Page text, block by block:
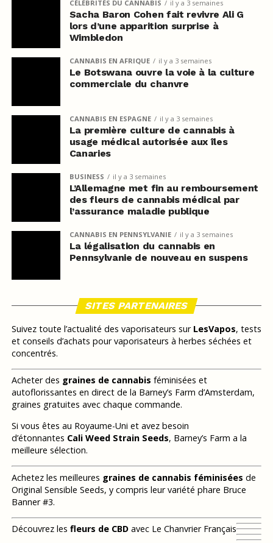
CÉLÉBRITÉS DU CANNABIS il y a 3 semaines
Sacha Baron Cohen fait revivre Ali G
lors d’une apparition surprise à
Wimbledon
CANNABIS EN AFRIQUE il y a 3 semaines
Le Botswana ouvre la voie à la culture
commerciale du chanvre
CANNABIS EN ESPAGNE il y a 3 semaines
La première culture de cannabis à
usage médical autorisée aux îles
Canaries
BUSINESS il y a 3 semaines
L’Allemagne met fin au remboursement
des fleurs de cannabis médical par
l’assurance maladie publique
CANNABIS EN PENNSYLVANIE il y a 3 semaines
La légalisation du cannabis en
Pennsylvanie de nouveau en suspens
SITES PARTENAIRES
Suivez toute l’actualité des vaporisateurs sur LesVapos, tests
et conseils d’achats pour vaporisateurs à herbes séchées et
concentrés.
Acheter des graines de cannabis féminisées et
autoflorissantes en direct de la Barney’s Farm d’Amsterdam,
graines gratuites avec chaque commande.
Si vous êtes au Royaume-Uni et avez besoin
d’étonnantes Cali Weed Strain Seeds, Barney’s Farm a la
meilleure sélection.
Achetez les meilleures graines de cannabis féminisées de
Original Sensible Seeds, y compris leur variété phare Bruce
Banner #3.
Découvrez les fleurs de CBDavec Le Chanvrier Français